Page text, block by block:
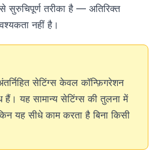
सुरुचिपूर्ण तरीका है — अतिरिक्त
नहीं है।
सेटिंग्स केवल कॉन्फ़िगरेशन
यह सामान्य सेटिंग्स की तुलना में
यह सीधे काम करता है बिना किसी